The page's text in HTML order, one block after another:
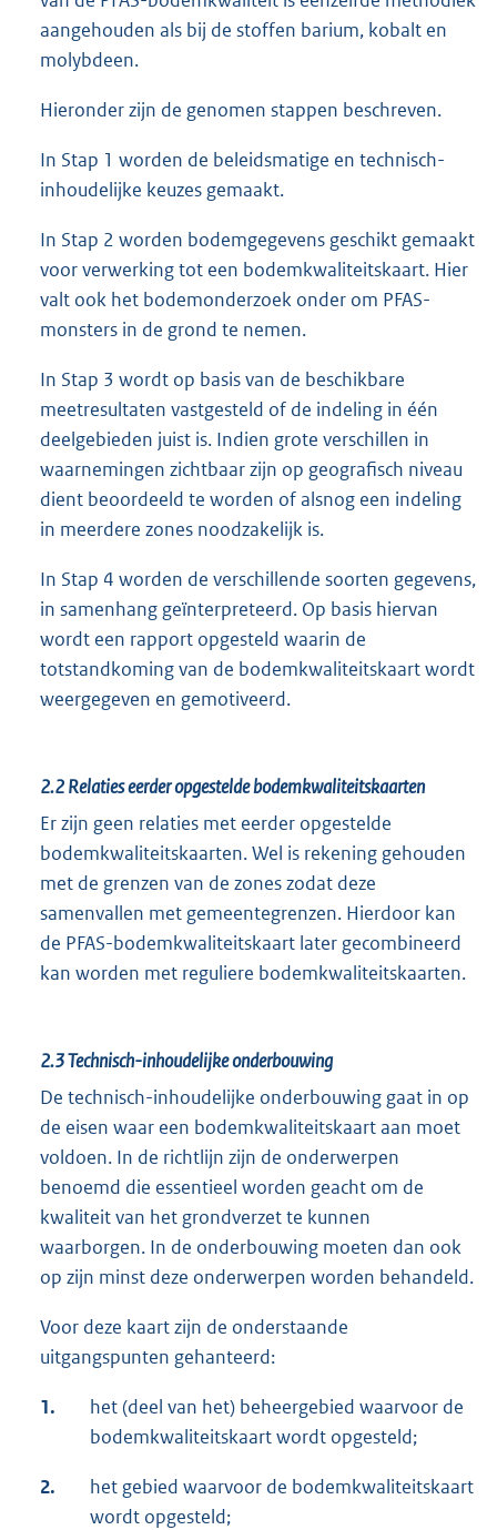
aangehouden als bij de stoffen barium, kobalt en
molybdeen.
Hieronder zijn de genomen stappen beschreven.
In Stap 1 worden de beleidsmatige en technisch-
inhoudelijke keuzes gemaakt.
In Stap 2 worden bodemgegevens geschikt gemaakt
voor verwerking tot een bodemkwaliteitskaart. Hier
valt ook het bodemonderzoek onder om PFAS-
monsters in de grond te nemen.
In Stap 3 wordt op basis van de beschikbare
meetresultaten vastgesteld of de indeling in één
deelgebieden juist is. Indien grote verschillen in
waarnemingen zichtbaar zijn op geografisch niveau
dient beoordeeld te worden of alsnog een indeling
in meerdere zones noodzakelijk is.
In Stap 4 worden de verschillende soorten gegevens,
in samenhang geïnterpreteerd. Op basis hiervan
wordt een rapport opgesteld waarin de
totstandkoming van de bodemkwaliteitskaart wordt
weergegeven en gemotiveerd.
2.2Relaties eerder opgestelde bodemkwaliteitskaarten
Er zijn geen relaties met eerder opgestelde
bodemkwaliteitskaarten. Wel is rekening gehouden
met de grenzen van de zones zodat deze
samenvallen met gemeentegrenzen. Hierdoor kan
de PFAS-bodemkwaliteitskaart later gecombineerd
kan worden met reguliere bodemkwaliteitskaarten.
2.3Technisch-inhoudelijke onderbouwing
De technisch-inhoudelijke onderbouwing gaat in op
de eisen waar een bodemkwaliteitskaart aan moet
voldoen. In de richtlijn zijn de onderwerpen
benoemd die essentieel worden geacht om de
kwaliteit van het grondverzet te kunnen
waarborgen. In de onderbouwing moeten dan ook
op zijn minst deze onderwerpen worden behandeld.
Voor deze kaart zijn de onderstaande
uitgangspunten gehanteerd:
1.
het (deel van het) beheergebied waarvoor de
bodemkwaliteitskaart wordt opgesteld;
2.
het gebied waarvoor de bodemkwaliteitskaart
wordt opgesteld;